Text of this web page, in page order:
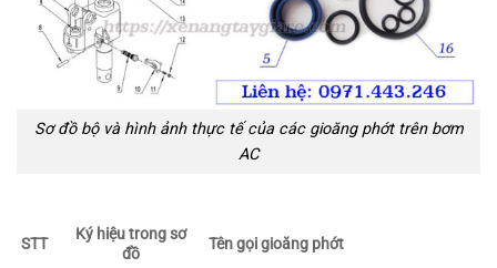
Sơ đồ bộ và hình ảnh thực tế của các gioăng phớt trên bơm
AC
STT
Ký hiệu trong sơ
đồ
Tên gọi gioăng phớt